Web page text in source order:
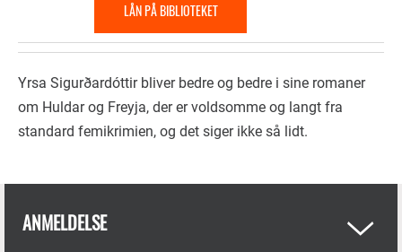
LÅN PÅ BIBLIOTEKET
Yrsa Sigurðardóttir bliver bedre og bedre i sine romaner
om Huldar og Freyja, der er voldsomme og langt fra
standard femikrimien, og det siger ikke så lidt.
ANMELDELSE